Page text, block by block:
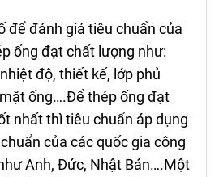
để đánh giá tiêu chuẩn của
ống đạt chất lượng như:
độ, thiết kế, lớp phủ
ống….Để thép ống đạt
nhất thì tiêu chuẩn áp dụng
của các quốc gia công
Anh, Đức, Nhật Bản….Một